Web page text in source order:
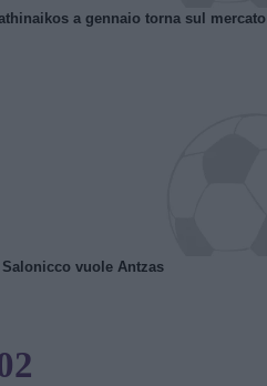
a gennaio torna sul mercato
Salonicco vuole Antzas